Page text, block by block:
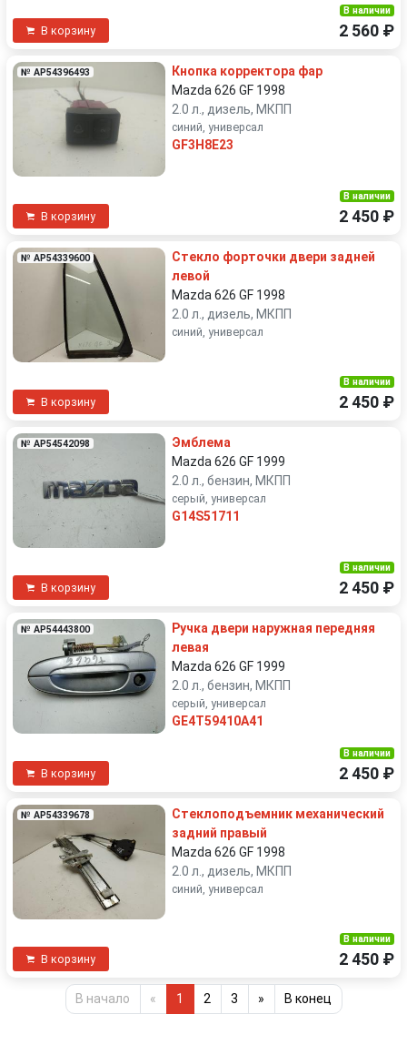
В корзину
В наличии
2 560 ₽
№ AP54396493
Кнопка корректора фар
Mazda 626 GF 1998
2.0 л., дизель, МКПП
синий, универсал
GF3H8E23
В корзину
В наличии
2 450 ₽
№ AP54339600
Стекло форточки двери задней
левой
Mazda 626 GF 1998
2.0 л., дизель, МКПП
синий, универсал
В корзину
В наличии
2 450 ₽
№ AP54542098
Эмблема
Mazda 626 GF 1999
2.0 л., бензин, МКПП
серый, универсал
G14S51711
В корзину
В наличии
2 450 ₽
№ AP54443800
Ручка двери наружная передняя
левая
Mazda 626 GF 1999
2.0 л., бензин, МКПП
серый, универсал
GE4T59410A41
В корзину
В наличии
2 450 ₽
№ AP54339678
Стеклоподъемник механический
задний правый
Mazda 626 GF 1998
2.0 л., дизель, МКПП
синий, универсал
В корзину
В наличии
2 450 ₽
В начало « 1 2 3 » В конец